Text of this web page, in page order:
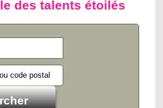
des talents étoilés